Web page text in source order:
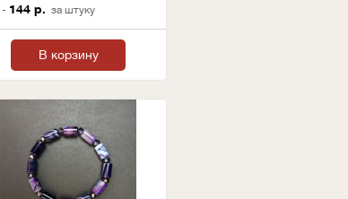
144 р. за штуку
В корзину